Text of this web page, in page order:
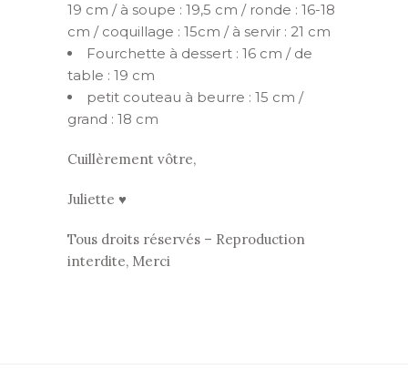
19 cm / à soupe : 19,5 cm / ronde : 16-18
cm / coquillage : 15cm / à servir : 21 cm
Fourchette à dessert : 16 cm / de
table : 19 cm
petit couteau à beurre : 15 cm /
grand : 18 cm
Cuillèrement vôtre,
Juliette ♥
Tous droits réservés – Reproduction
interdite, Merci